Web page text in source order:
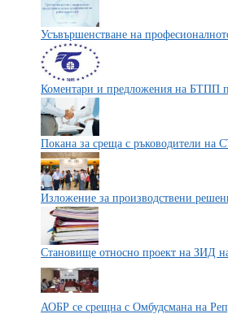
Усъвършенстване на
Коментари и предложения на БТПП
Покана за среща с ръководители на
Изложение за производствени
Становище относно проект на ЗИД
АОБР се срещна с Омбудсмана на